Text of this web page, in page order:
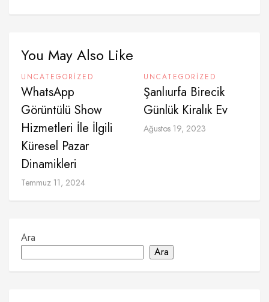
You May Also Like
UNCATEGORIZED
WhatsApp
Görüntülü Show
Hizmetleri İle İlgili
Küresel Pazar
Dinamikleri
Temmuz 11, 2024
UNCATEGORIZED
Şanlıurfa Birecik
Günlük Kiralık Ev
Ağustos 19, 2023
Ara
Ara